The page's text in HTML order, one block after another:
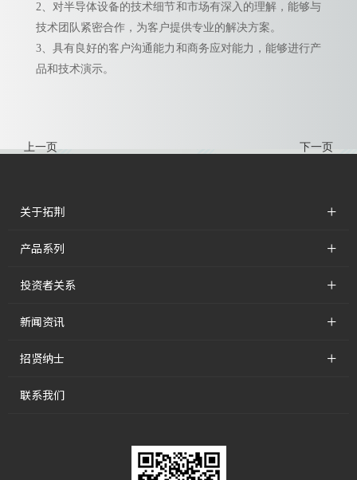
2、对半导体设备的技术细节和市场有深入的理解，能够与
技术团队紧密合作，为客户提供专业的解决方案。
3、具有良好的客户沟通能力和商务应对能力，能够进行产
品和技术演示。
上一页 下一页
关于拓荆 +
产品系列 +
投资者关系 +
新闻资讯 +
招贤纳士 +
联系我们